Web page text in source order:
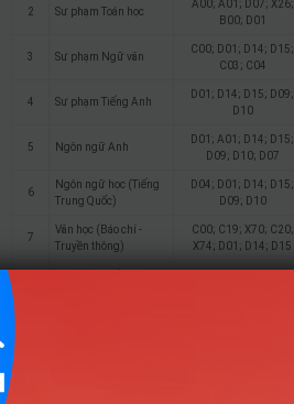
2 Sư phạm Toán học
A00; A01; D07; X26;
B00; D01
3 Sư phạm Ngữ văn
C00; D01; D14; D15;
C03; C04
4 Sư phạm Tiếng Anh
D01; D14; D15; D09;
D10
5 Ngôn ngữ Anh
D01; A01; D14; D15;
D09; D10; D07
6
Ngôn ngữ học (Tiếng
Trung Quốc)
D04; D01; D14; D15;
D09; D10
7
Văn học (Báo chí -
Truyền thông)
C00; C19; X70; C20;
X74; D01; D14; D15